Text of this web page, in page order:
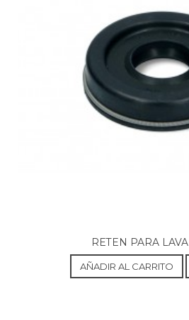
RETEN PARA
AÑADIR AL CARRITO